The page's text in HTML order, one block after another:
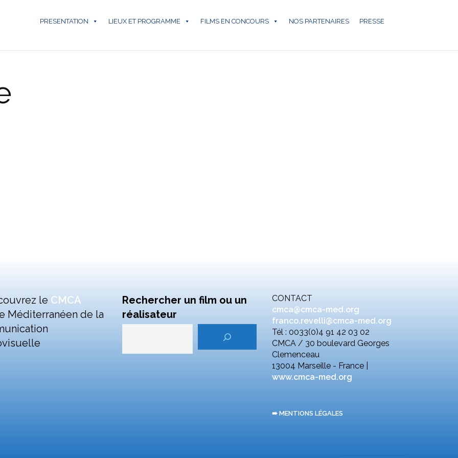
PRESENTATION LIEUX ET PROGRAMME FILMS EN CONCOURS NOS PARTENAIRES PRESSE
le CMCA
Méditerranéen de la
Rechercher un film ou un
réalisateur
CONTACT
cmca@cmca-med.org
franco.revelli@cmca-med.org
Tél : 0033(0)4 91 42 03 02
CMCA / 30 boulevard Georges
Clemenceau
13004 Marseille - France |
www.cmca-med.org
➠ MENTIONS LÉGALES